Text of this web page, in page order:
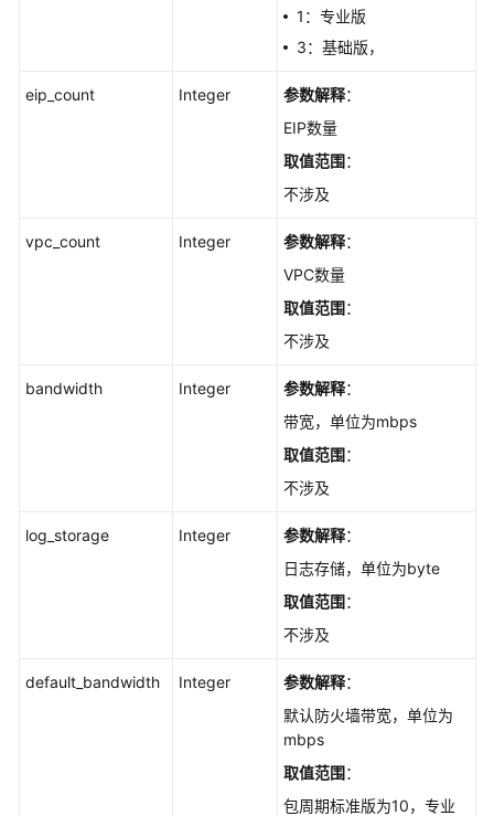
1：专业版
3：基础版，
eip_count Integer 参数解释：
EIP数量
取值范围：
不涉及
vpc_count Integer 参数解释：
VPC数量
取值范围：
不涉及
bandwidth Integer 参数解释：
带宽，单位为mbps
取值范围：
不涉及
log_storage Integer 参数解释：
日志存储，单位为byte
取值范围：
不涉及
default_bandwidth Integer 参数解释：
默认防火墙带宽，单位为
mbps
取值范围：
包周期标准版为10，专业